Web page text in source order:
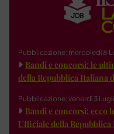
Pubblicazione: mercoledì 8
Bandi e concorsi: le
della Repubblica Italiana
Pubblicazione: venerdì 3
Bandi e concorsi: ecco
Ufficiale della